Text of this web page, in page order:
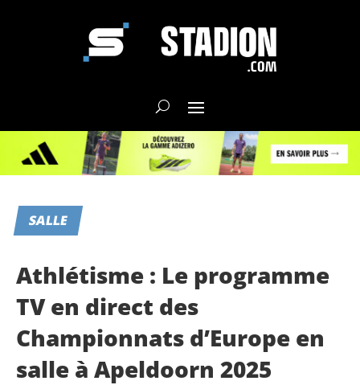
SALLE
Athlétisme : Le programme
TV en direct des
Championnats d’Europe en
salle à Apeldoorn 2025